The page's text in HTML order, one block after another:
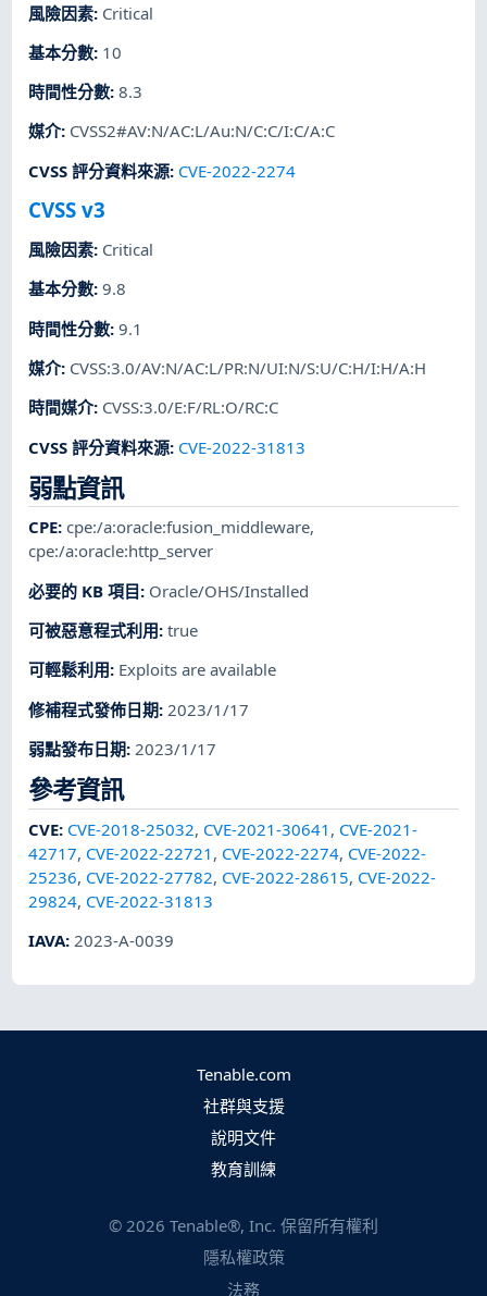
風險因素: Critical
基本分數: 10
時間性分數:8.3
媒介: CVSS2#AV:N/AC:L/Au:N/C:C/I:C/A:C
CVSS 評分資料來源: CVE-2022-2274
CVSS v3
風險因素: Critical
基本分數:9.8
時間性分數:9.1
媒介: CVSS:3.0/AV:N/AC:L/PR:N/UI:N/S:U/C:H/I:H/A:H
時間媒介: CVSS:3.0/E:F/RL:O/RC:C
CVSS 評分資料來源: CVE-2022-31813
弱點資訊
CPE:cpe:/a:oracle:fusion_middleware,
cpe:/a:oracle:http_server
必要的 KB 項目: Oracle/OHS/Installed
可被惡意程式利用:true
可輕鬆利用: Exploits are available
修補程式發佈日期: 2023/1/17
弱點發布日期: 2023/1/17
參考資訊
CVE: CVE-2018-25032, CVE-2021-30641 , CVE-2021-
42717, CVE-2022-22721 , CVE-2022-2274, CVE-2022-
25236, CVE-2022-27782, CVE-2022-28615, CVE-2022-
29824, CVE-2022-31813
IAVA:2023-A-0039
Tenable.com
社群與支援
說明文件
教育訓練
© 2026 Tenable®, Inc. 保留所有權利
隱私權政策
法務